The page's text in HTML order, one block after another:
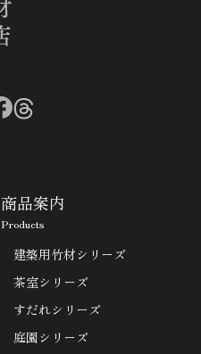
商品案内
Products
建築用竹材シリーズ
茶室シリーズ
すだれシリーズ
庭園シリーズ